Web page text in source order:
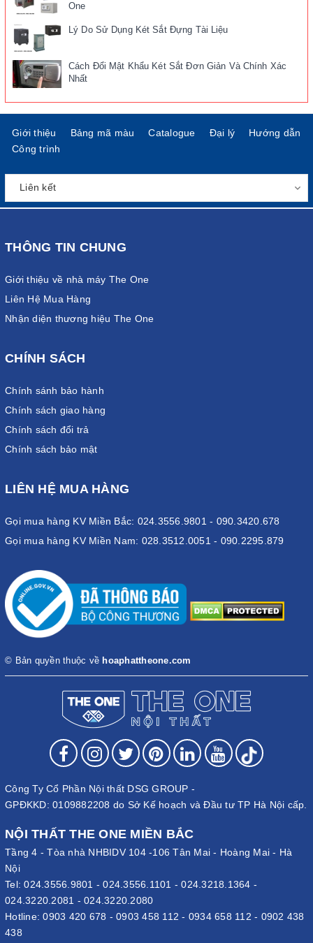
One
Lý Do Sử Dụng Két Sắt Đựng Tài Liệu
Cách Đổi Mật Khẩu Két Sắt Đơn Giản Và Chính Xác
Nhất
Giới thiệu Bảng mã màu Catalogue Đại lý
Hướng dẫn
Công trình
THÔNG TIN CHUNG
Giới thiệu về nhà máy The One
Liên Hệ Mua Hàng
Nhận diện thương hiệu The One
CHÍNH SÁCH
Chính sánh bảo hành
Chính sách giao hàng
Chính sách đổi trả
Chính sách bảo mật
LIÊN HỆ MUA HÀNG
Gọi mua hàng KV Miền Bắc: 024.3556.9801 - 090.3420.678
Gọi mua hàng KV Miền Nam: 028.3512.0051 - 090.2295.879
© Bản quyền thuộc về hoaphattheone.com
Công Ty Cổ Phần Nội thất DSG GROUP -
GPĐKKD: 0109882208 do Sở Kế hoạch và Đầu tư TP Hà Nội cấp.
NỘI THẤT THE ONE MIỀN BẮC
Tầng 4 - Tòa nhà NHBIDV 104 -106 Tân Mai - Hoàng Mai - Hà
Nội
Tel:024.3556.9801 -024.3556.1101 -024.3218.1364 -
024.3220.2081 - 024.3220.2080
Hotline:0903 420 678 - 0903 458 112 - 0934 658 112 - 0902 438
438